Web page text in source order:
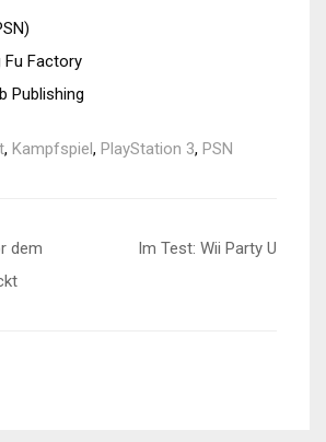
Fu Factory
Publishing
, Kampfspiel, PlayStation 3, PSN
dem
Im Test: Wii Party U